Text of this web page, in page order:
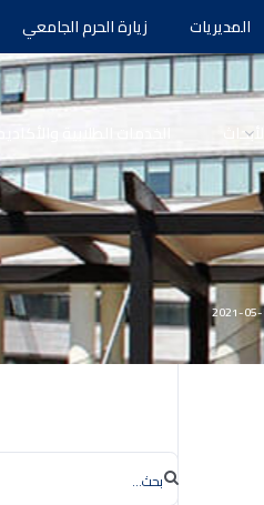
المديريات زيارة الحرم الجامعي
الأبحاث